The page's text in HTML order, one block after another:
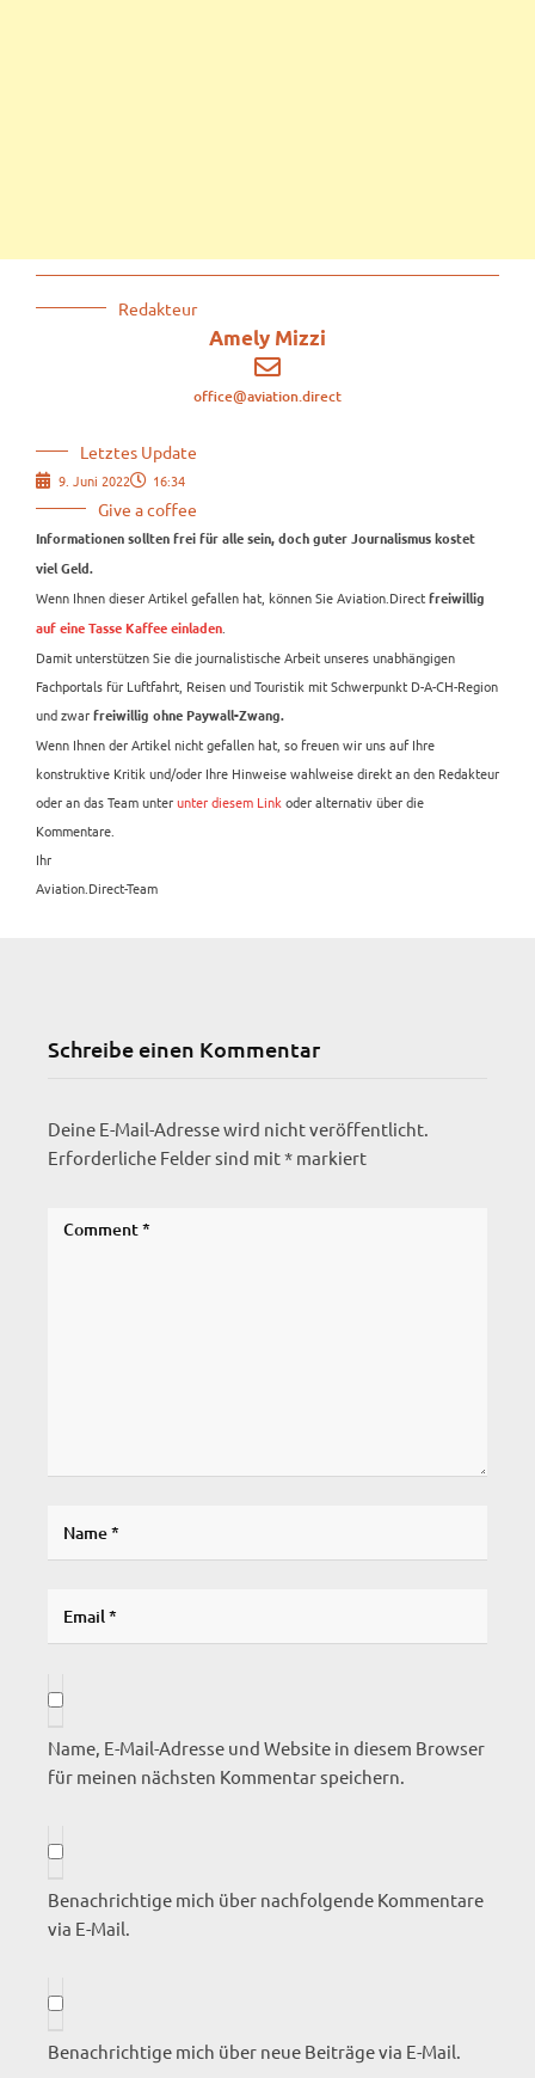
Redakteur
Amely Mizzi
office@aviation.direct
Letztes Update
9. Juni 2022 16:34
Give a coffee
Informationen sollten frei für alle sein, doch guter Journalismus kostet
viel Geld.
Wenn Ihnen dieser Artikel gefallen hat, können Sie Aviation.Direct freiwillig
auf eine Tasse Kaffee einladen
Damit unterstützen Sie die journalistische Arbeit unseres unabhängigen
Fachportals für Luftfahrt, Reisen und Touristik mit Schwerpunkt D-A-CH-Region
und zwar freiwillig ohne Paywall-Zwang.
Wenn Ihnen der Artikel nicht gefallen hat, so freuen wir uns auf Ihre
konstruktive Kritik und/oder Ihre Hinweise wahlweise direkt an den Redakteur
oder an das Team unterunter diesem Link oder alternativ über die
Kommentare.
Ihr
Aviation.Direct-Team
Schreibe einen Kommentar
Deine E-Mail-Adresse wird nicht veröffentlicht.
Erforderliche Felder sind mit* markiert
Name, E-Mail-Adresse und Website in diesem Browser
für meinen nächsten Kommentar speichern.
Benachrichtige mich über nachfolgende Kommentare
via E-Mail.
Benachrichtige mich über neue Beiträge via E-Mail.